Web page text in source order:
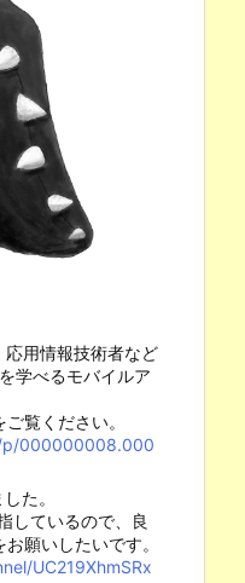
用情報技術者など
学べるモバイルア
覧ください。
p/000000008.000
た。
しているので、良
願いしたいです。
UC219XhmSRx